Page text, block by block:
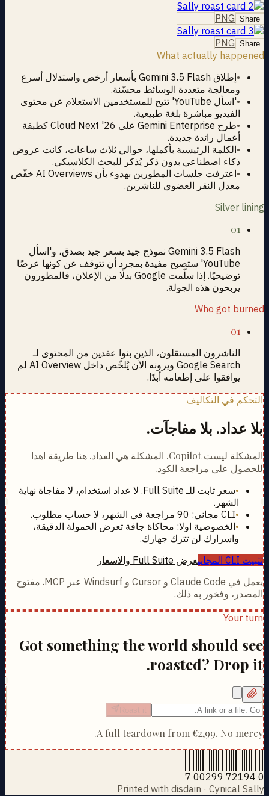
Share
PNG
Share
PNG
What actually happened
•
إطلاق Gemini 3.5 Flash بأسعار أرخص واستدلال أسرع
ومعالجة متعددة الوسائط محسّنة.
•
'اسأل YouTube' تتيح للمستخدمين الاستعلام عن محتوى
الفيديو مباشرة بلغة طبيعية.
•
طرح Gemini Enterprise على Cloud Next '26 كطبقة
أعمال رائدة جديدة.
•الكلمة الرئيسية بأكملها، حوالي ثلاث ساعات، كانت عروض
ذكاء اصطناعي بدون ذكر يُذكر للبحث الكلاسيكي.
•
اعترفت جلسات المطورين بهدوء بأن AI Overviews خفّض
معدل النقر العضوي للناشرين.
Silver lining
01
Gemini 3.5 Flash نموذج جيد بسعر جيد بصدق، و'اسأل
YouTube' ستصبح مفيدة بمجرد أن تتوقف عن كونها عرضًا
توضيحيًا. إذا سلّمت Google بدلًا من الإعلان، فالمطورون
يربحون هذه الجولة.
Who got burned
01
الناشرون المستقلون، الذين بنوا عقدين من المحتوى لـ
Google Search ويرونه الآن يُلخّص داخل AI Overview لم
يوافقوا على إطعامه أبدًا.
التحكم في التكاليف
بلا عداد. بلا مفاجآت.
المشكلة ليست Copilot. المشكلة هي العداد. هنا طريقة اهدا
للحصول على مراجعة الكود.
•
سعر ثابت للـ Full Suite. لا عداد استخدام، لا مفاجاة نهاية
الشهر.
•CLI مجاني: 90 مراجعة في الشهر، لا حساب مطلوب.
•الخصوصية اولا: محاكاة جافة تعرض الحمولة الدقيقة،
واسرارك لن تترك جهازك.
تثبيت CLI المجاني
عرض Full Suite والاسعار
يعمل في Claude Code و Cursor و Windsurf عبر MCP. مفتوح
المصدر، وفخور به ذلك.
Your turn
Got something the world should see
roasted? Drop it.
A full teardown from €2,99. No mercy.
0 72194 00299 7
Printed with disdain · Cynical Sally